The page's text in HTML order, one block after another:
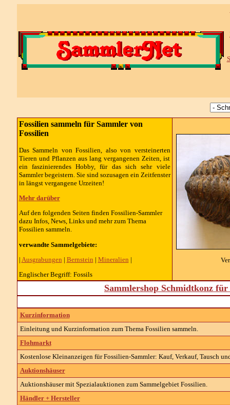
Fossilien sammeln für Sammler von
Fossilien
Das Sammeln von Fossilien, also von versteinerten
Tieren und Pflanzen aus lang vergangenen Zeiten, ist
ein faszinierendes Hobby, für das sich sehr viele
Sammler begeistern. Sie sind sozusagen ein Zeitfenster
in längst vergangene Urzeiten!
Mehr darüber
Auf den folgenden Seiten finden Fossilien-Sammler
dazu Infos, News, Links und mehr zum Thema
Fossilien sammeln.
verwandte Sammelgebiete:
| Ausgrabungen | Bernstein | Mineralien |
Englischer Begriff: Fossils
Sammlershop Schmidtkonz
Kurzinformation
Einleitung und Kurzinformation zum Thema Fossilien sammeln.
Flohmarkt
Kostenlose Kleinanzeigen für Fossilien-Sammler: Kauf, Verkauf, Tausch
Auktionshäuser
Auktionshäuser mit Spezialauktionen zum Sammelgebiet Fossilien.
Händler + Hersteller